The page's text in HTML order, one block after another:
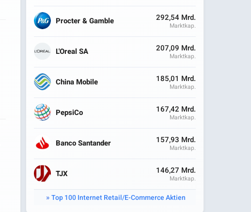
Procter & Gamble 292,54 Mrd.
Marktkap.
L'Oreal SA 207,09 Mrd.
Marktkap.
China Mobile 185,01 Mrd.
Marktkap.
PepsiCo 167,42 Mrd.
Marktkap.
Banco Santander 157,93 Mrd.
Marktkap.
TJX 146,27 Mrd.
Marktkap.
Top 100 Internet Retail/E-Commerce Aktien